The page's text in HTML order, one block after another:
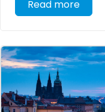
Read more